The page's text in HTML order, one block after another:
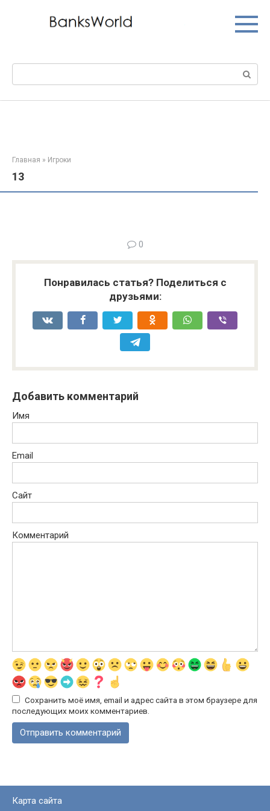
Поиск:
Главная » Игроки
13
0
Понравилась статья? Поделиться с
друзьями:
Добавить комментарий
Имя
Email
Сайт
Комментарий
Сохранить моё имя, email и адрес сайта в этом браузере для
последующих моих комментариев.
Карта сайта